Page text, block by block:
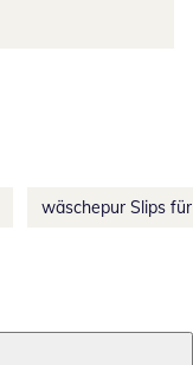
wäschepur Slips